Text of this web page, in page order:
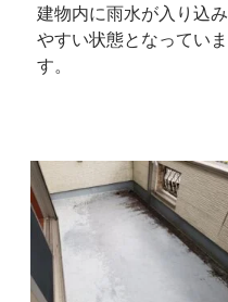
建物内に雨水が入り込み
やすい状態となっていま
す。